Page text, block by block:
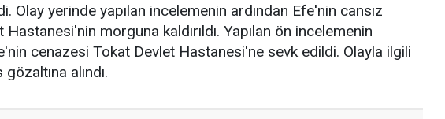
Olay yerinde yapılan incelemenin ardından Efe'nin cansız
morguna kaldırıldı. Yapılan ön incelemenin
cenazesi Tokat Devlet Hastanesi'ne sevk edildi. Olayla ilgili
alındı.